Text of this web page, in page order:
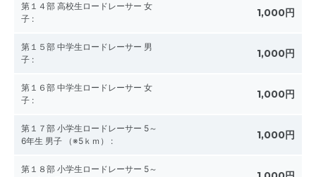
第１４部 高校生ロードレーサー 女
子 : 1,000円
第１５部 中学生ロードレーサー 男
子 : 1,000円
第１６部 中学生ロードレーサー 女
子 : 1,000円
第１７部 小学生ロードレーサー 5～
6年生 男子 （※5ｋｍ） : 1,000円
第１８部 小学生ロードレーサー 5～